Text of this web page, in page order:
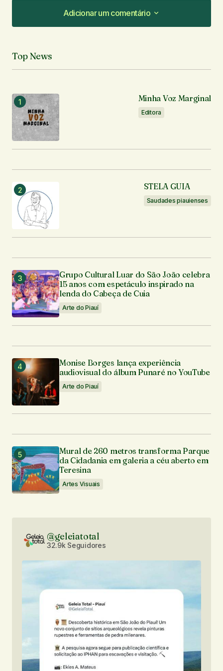
Adicionar um comentário
Adicionar um comentário
O seu endereço de e-mail não será publicado.
Comentário
Seu nome*
Seu e-mail
Enviar comentário
Top News
Minha Voz Marginal
Editora
STELA GUIA
Saudades piauienses
Grupo Cultural Luar do São João celebra
15 anos com espetáculo inspirado na
lenda do Cabeça de Cuia
Arte do Piauí
Monise Borges lança experiência
audiovisual do álbum Punaré no YouTube
Arte do Piauí
Mural de 260 metros transforma Parque
da Cidadania em galeria a céu aberto em
Teresina
Artes Visuais
@geleiatotal
32.9k Seguidores